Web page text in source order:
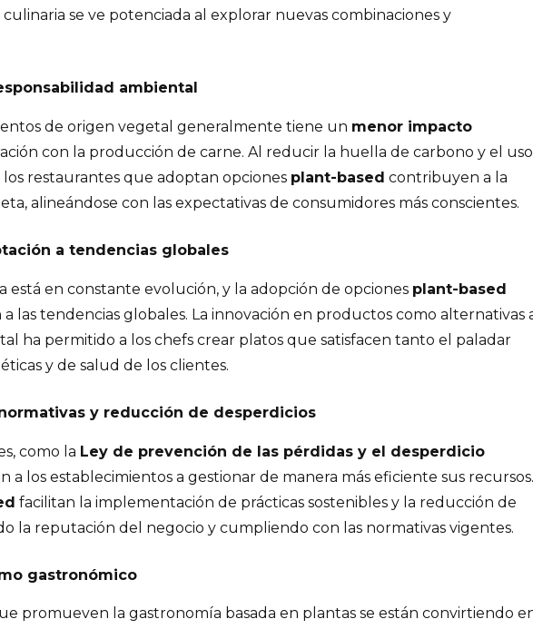
se ve potenciada al explorar nuevas combinaciones y
ambiental
de origen vegetal generalmente tiene un menor impacto
con la producción de carne. Al reducir la huella de carbono y el uso
restaurantes que adoptan opciones plant-based contribuyen a la
alineándose con las expectativas de consumidores más conscientes.
a tendencias globales
está en constante evolución, y la adopción de opciones plant-based
las tendencias globales. La innovación en productos como alternativas
ha permitido a los chefs crear platos que satisfacen tanto el paladar
y de salud de los clientes.
y reducción de desperdicios
como la Ley de prevención de las pérdidas y el desperdicio
a los establecimientos a gestionar de manera más eficiente sus recursos.
facilitan la implementación de prácticas sostenibles y la reducción de
la reputación del negocio y cumpliendo con las normativas vigentes.
gastronómico
promueven la gastronomía basada en plantas se están convirtiendo